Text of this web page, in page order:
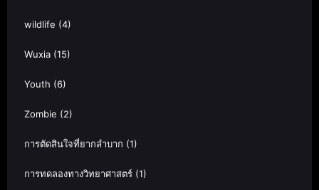
wildlife (4)
Wuxia (15)
Youth (6)
Zombie (2)
การตัดสินใจที่ยากลำบาก (1)
การทดลองทางวิทยาศาสตร์ (1)